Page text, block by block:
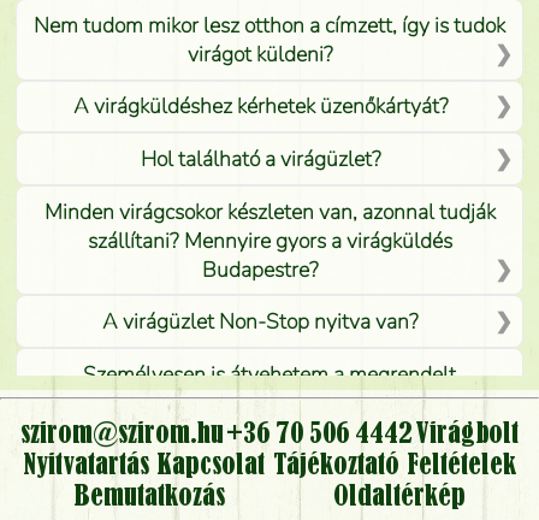
Nem tudom mikor lesz otthon a címzett, így is tudok
virágot küldeni?
A virágküldéshez kérhetek üzenőkártyát?
Hol található a virágüzlet?
Minden virágcsokor készleten van, azonnal tudják
szállítani? Mennyire gyors a virágküldés
Budapestre?
A virágüzlet Non-Stop nyitva van?
Személyesen is átvehetem a megrendelt
virágcsokrot, vagy csak virágküldéssel, kiszállítással
kérhető?
Vidékre is lehet rendelni?
szirom@szirom.hu +36 70 506 4442Virágbolt
Nyitvatartás Kapcsolat Tájékoztató Feltételek
Bemutatkozás
Oldaltérkép